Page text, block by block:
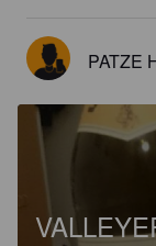
PATZE